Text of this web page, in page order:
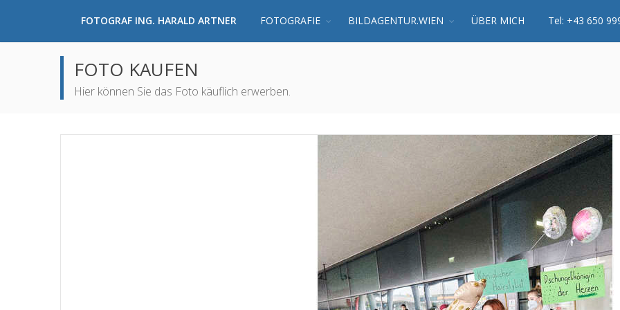
FOTOGRAF ING. HARALD ARTNER FOTOGRAFIE BILDAGENTUR.WIEN ÜBER MICH Tel: +43 650
FOTO KAUFEN
Hier können Sie das Foto käuflich erwerben.